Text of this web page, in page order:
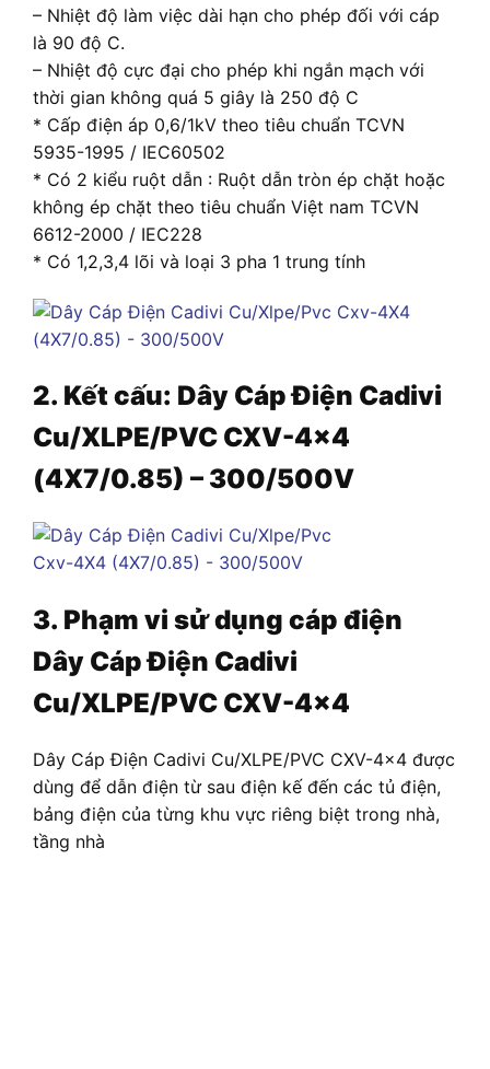
– Nhiệt độ làm việc dài hạn cho phép đối với cáp
là 90 độ C.
– Nhiệt độ cực đại cho phép khi ngắn mạch với
thời gian không quá 5 giây là 250 độ C
* Cấp điện áp 0,6/1kV theo tiêu chuẩn TCVN
5935-1995 / IEC60502
* Có 2 kiểu ruột dẫn : Ruột dẫn tròn ép chặt hoặc
không ép chặt theo tiêu chuẩn Việt nam TCVN
6612-2000 / IEC228
* Có 1,2,3,4 lõi và loại 3 pha 1 trung tính
2. Kết cấu: Dây Cáp Điện Cadivi
Cu/XLPE/PVC CXV-4×4
(4X7/0.85) – 300/500V
3. Phạm vi sử dụng cáp điện
Dây Cáp Điện Cadivi
Cu/XLPE/PVC CXV-4×4
Dây Cáp Điện Cadivi Cu/XLPE/PVC CXV-4×4 được
dùng để dẫn điện từ sau điện kế đến các tủ điện,
bảng điện của từng khu vực riêng biệt trong nhà,
tầng nhà